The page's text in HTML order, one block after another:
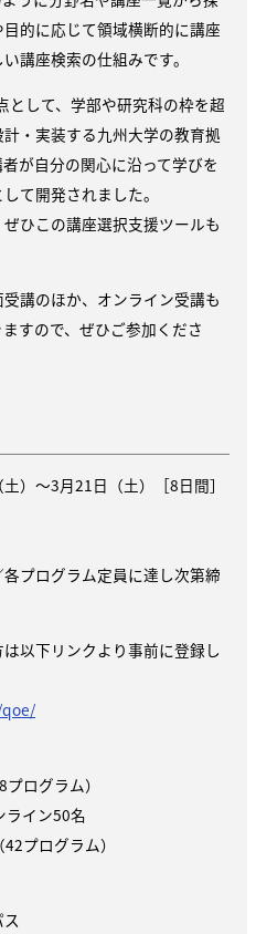
的に応じて領域横断的に講座
講座検索の仕組みです。
として、学部や研究科の枠を超
・実装する九州大学の教育拠
が自分の関心に沿って学びを
て開発されました。
ひこの講座選択支援ツールも
講のほか、オンライン受講も
すので、ぜひご参加くださ
）〜3月21日（土）［8日間］
各プログラム定員に達し次第締
以下リンクより事前に登録し
ログラム）
イン50名
プログラム）